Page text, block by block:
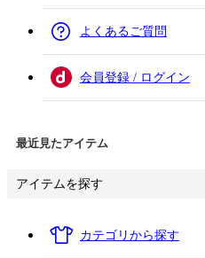
よくあるご質問
会員登録 / ログイン
最近見たアイテム
アイテムを探す
カテゴリから探す